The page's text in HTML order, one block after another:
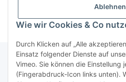
Ablehnen
Wie wir Cookies & Co
Durch Klicken auf „Alle
Einsatz folgender Dienste auf
Vimeo. Sie können die Einstellung
(Fingerabdruck-Icon links unten).
Über uns